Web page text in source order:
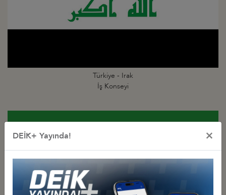
Türkiye - Irak
İş Konseyi
DEİK+ Yayında! ×